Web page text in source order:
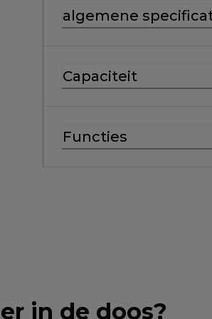
algemene
Capaciteit
Functies
in de doos?